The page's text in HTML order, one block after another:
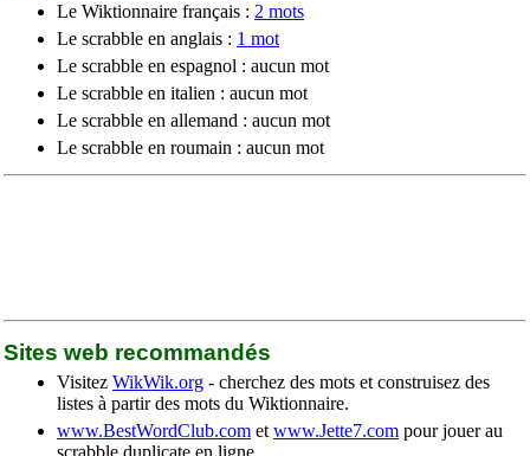
Le Wiktionnaire français : 2 mots
Le scrabble en anglais : 1 mot
Le scrabble en espagnol : aucun mot
Le scrabble en italien : aucun mot
Le scrabble en allemand : aucun mot
Le scrabble en roumain : aucun mot
Sites web recommandés
Visitez WikWik.org - cherchez des mots et construisez des
listes à partir des mots du Wiktionnaire.
www.BestWordClub.com et www.Jette7.com pour jouer au
scrabble duplicate en ligne.